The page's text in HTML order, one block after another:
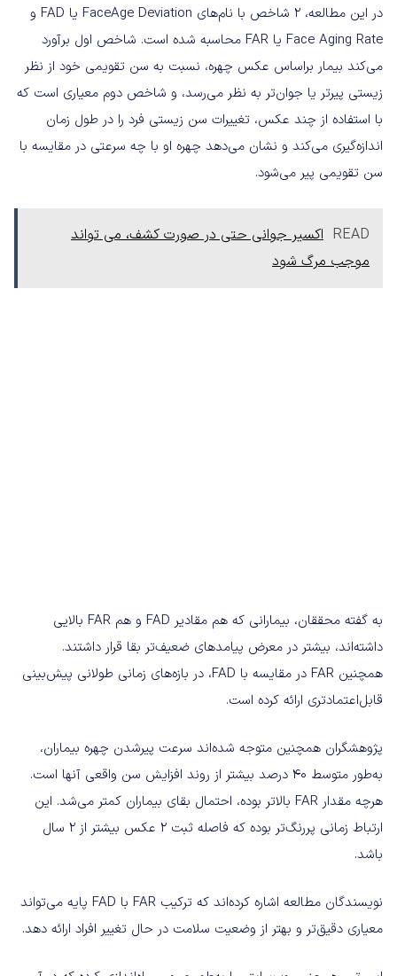
در این مطالعه، 2 شاخص با نام‌های FaceAge Deviation یا FAD و
Face Aging Rate یا FAR محاسبه شده است. شاخص اول برآورد
می‌کند بیمار براساس عکس چهره، نسبت به سن تقویمی خود از نظر
زیستی پیرتر یا جوان‌تر به نظر می‌رسد، و شاخص دوم معیاری است که
با استفاده از چند عکس، تغییرات سن زیستی فرد را در طول زمان
اندازه‌گیری می‌کند و نشان می‌دهد چهره او با چه سرعتی در مقایسه با
سن تقویمی پیر می‌شود.
READ اکسیر جوانی حتی در صورت کشف، می تواند
موجب مرگ شود
به گفته محققان، بیمارانی که هم مقادیر FAD و هم FAR بالایی
داشته‌اند، بیشتر در معرض پیامدهای ضعیف‌تر بقا قرار داشتند.
همچنین FAR در مقایسه با FAD، در بازه‌های زمانی طولانی پیش‌بینی
قابل‌اعتماد‌تری ارائه کرده است.
پژوهشگران همچنین متوجه شده‌اند سرعت پیرشدن چهره بیماران،
به‌طور متوسط ۴۰ درصد بیشتر از روند افزایش سن واقعی آنها است.
هرچه مقدار FAR بالاتر بوده، احتمال بقای بیماران کمتر می‌شد. این
ارتباط زمانی پررنگ‌تر بوده که فاصله ثبت ۲ عکس بیشتر از ۲ سال
باشد.
نویسندگان مطالعه اشاره کرده‌اند که ترکیب FAR با FAD پایه می‌تواند
معیاری دقیق‌تر و بهتر از وضعیت سلامت در حال تغییر افراد ارائه دهد.